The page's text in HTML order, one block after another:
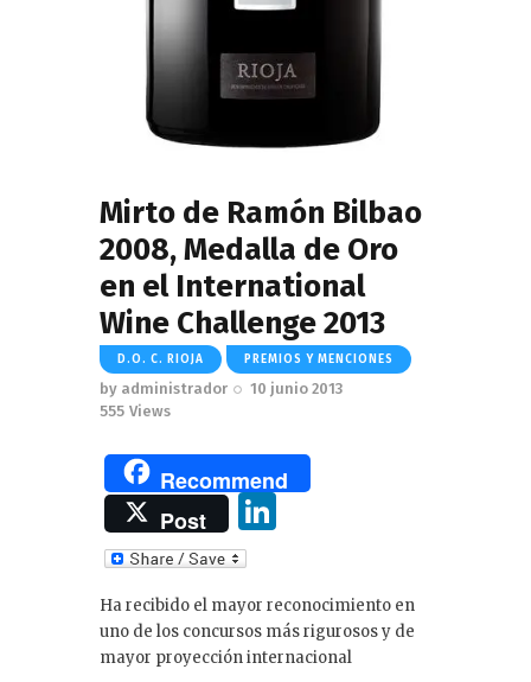
Mirto de Ramón Bilbao
2008, Medalla de Oro
en el International
Wine Challenge 2013
D.O. C. RIOJA PREMIOS Y MENCIONES
by administrador
10 junio 2013
555 Views
Recommend
Post
e
dI
Ha recibido el mayor reconocimiento en
uno de los concursos más rigurosos y de
mayor proyección internacional